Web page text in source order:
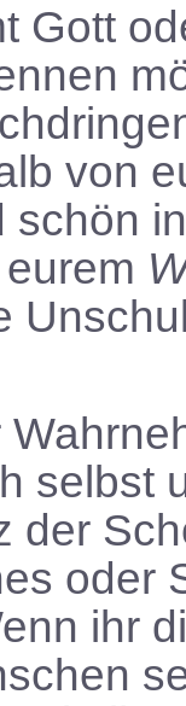
Gott
von
schön
selbst
der
oder
ihr